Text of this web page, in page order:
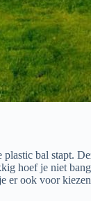
bal stapt.
hoef je niet
ook voor